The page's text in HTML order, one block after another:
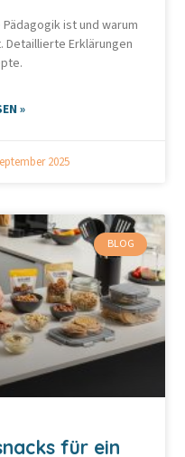
ist und warum
Erklärungen
»
2025
BLOG
für ein